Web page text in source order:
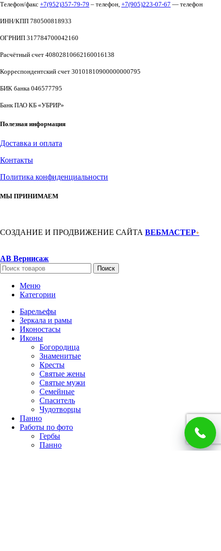
Телефон/факс +7(952)357-79-79 – телефон, +7(905)223-07-67 — телефон
ИНН/КПП 780500818933
ОГРНИП 317784700042160
Расчётный счет 40802810662160016138
Корреспондентский счет 30101810900000000795
БИК банка 046577795
Банк ПАО КБ «УБРИР»
Полезная информация
Доставка и оплата
Контакты
Политика конфиденциальности
МЫ ПРИНИМАЕМ
СОЗДАНИЕ И ПРОДВИЖЕНИЕ САЙТА ВЕБМАСТЕР+
АВ Вернисаж
Поиск
Меню
Категории
Барельефы
Зеркала и рамы
Иконостасы
Иконы
Богородица
Знаменитые
Кресты
Святые жены
Святые мужи
Семейные
Спаситель
Чудотворцы
Панно
Работы по фото
Гербы
Панно